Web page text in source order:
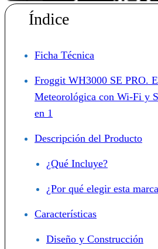
Índice
Ficha Técnica
Froggit WH3000 SE PRO.
Meteorológica con Wi-Fi y
en 1
Descripción del Producto
¿Qué Incluye?
¿Por qué elegir esta
Características
Diseño y Construcción